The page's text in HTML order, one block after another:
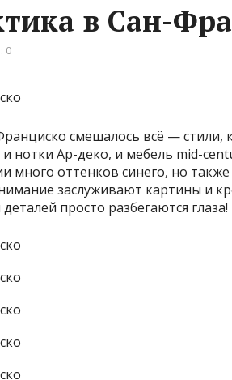
в Сан-
0
смешалось всё — стили,
нотки Ар-деко, и мебель mid-
оттенков синего, но также
заслуживают картины и
просто разбегаются глаза!